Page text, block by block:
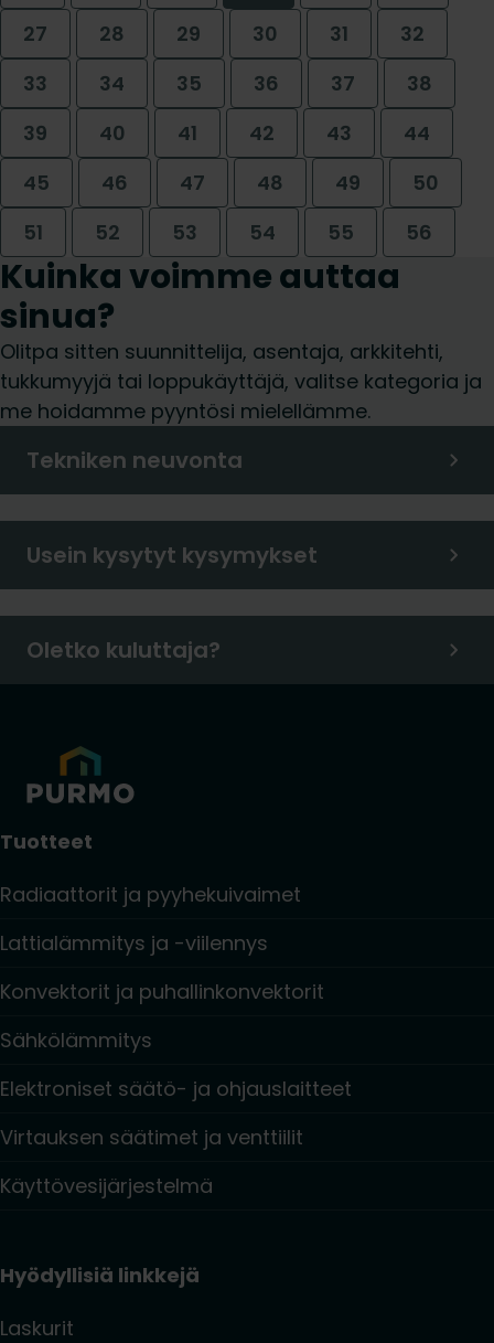
27 28 29 30 31
32
33
34 35 36 37
38
39
40 41 42 43
44
45
46 47 48 49
50
51
52 53 54 55 56
Kuinka voimme auttaa
sinua?
Olitpa sitten suunnittelija, asentaja, arkkitehti,
tukkumyyjä tai loppukäyttäjä, valitse kategoria ja
me hoidamme pyyntösi mielellämme.
Tekniken neuvonta
Usein kysytyt kysymykset
Oletko kuluttaja?
Tuotteet
Radiaattorit ja pyyhekuivaimet
Lattialämmitys ja -viilennys
Konvektorit ja puhallinkonvektorit
Sähkölämmitys
Elektroniset säätö- ja ohjauslaitteet
Virtauksen säätimet ja venttiilit
Käyttövesijärjestelmä
Hyödyllisiä linkkejä
Laskurit